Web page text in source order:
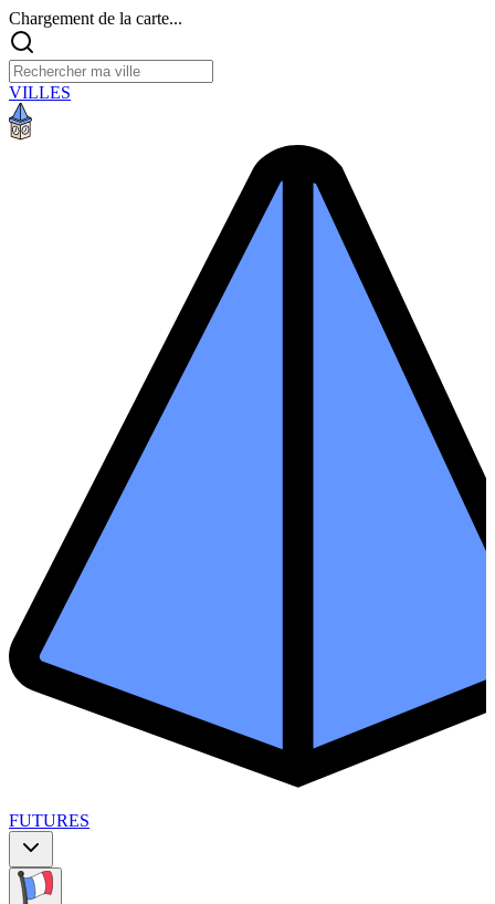
Chargement de la carte...
VILLES
FUTURES